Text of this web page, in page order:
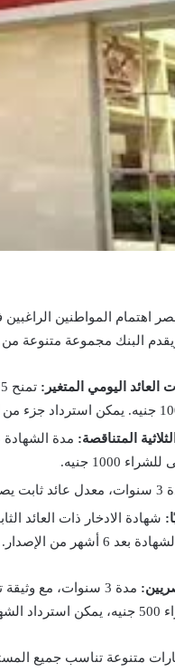
المواطنين الراغبين
البنك مجموعة متنوعة
العائد اليومي المتغير:
المتناقصة:
1000 جنيه.
للشراء 1000 جنيه.
6 أشهر من الإصدار.
وقت.
متنوعة تناسب جميع